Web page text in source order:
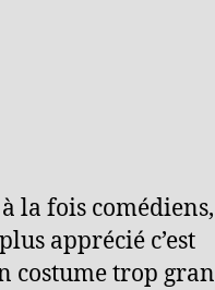
la fois comédiens,
apprécié c’est
costume trop